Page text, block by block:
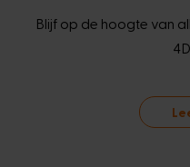
Blijf op de hoogte van